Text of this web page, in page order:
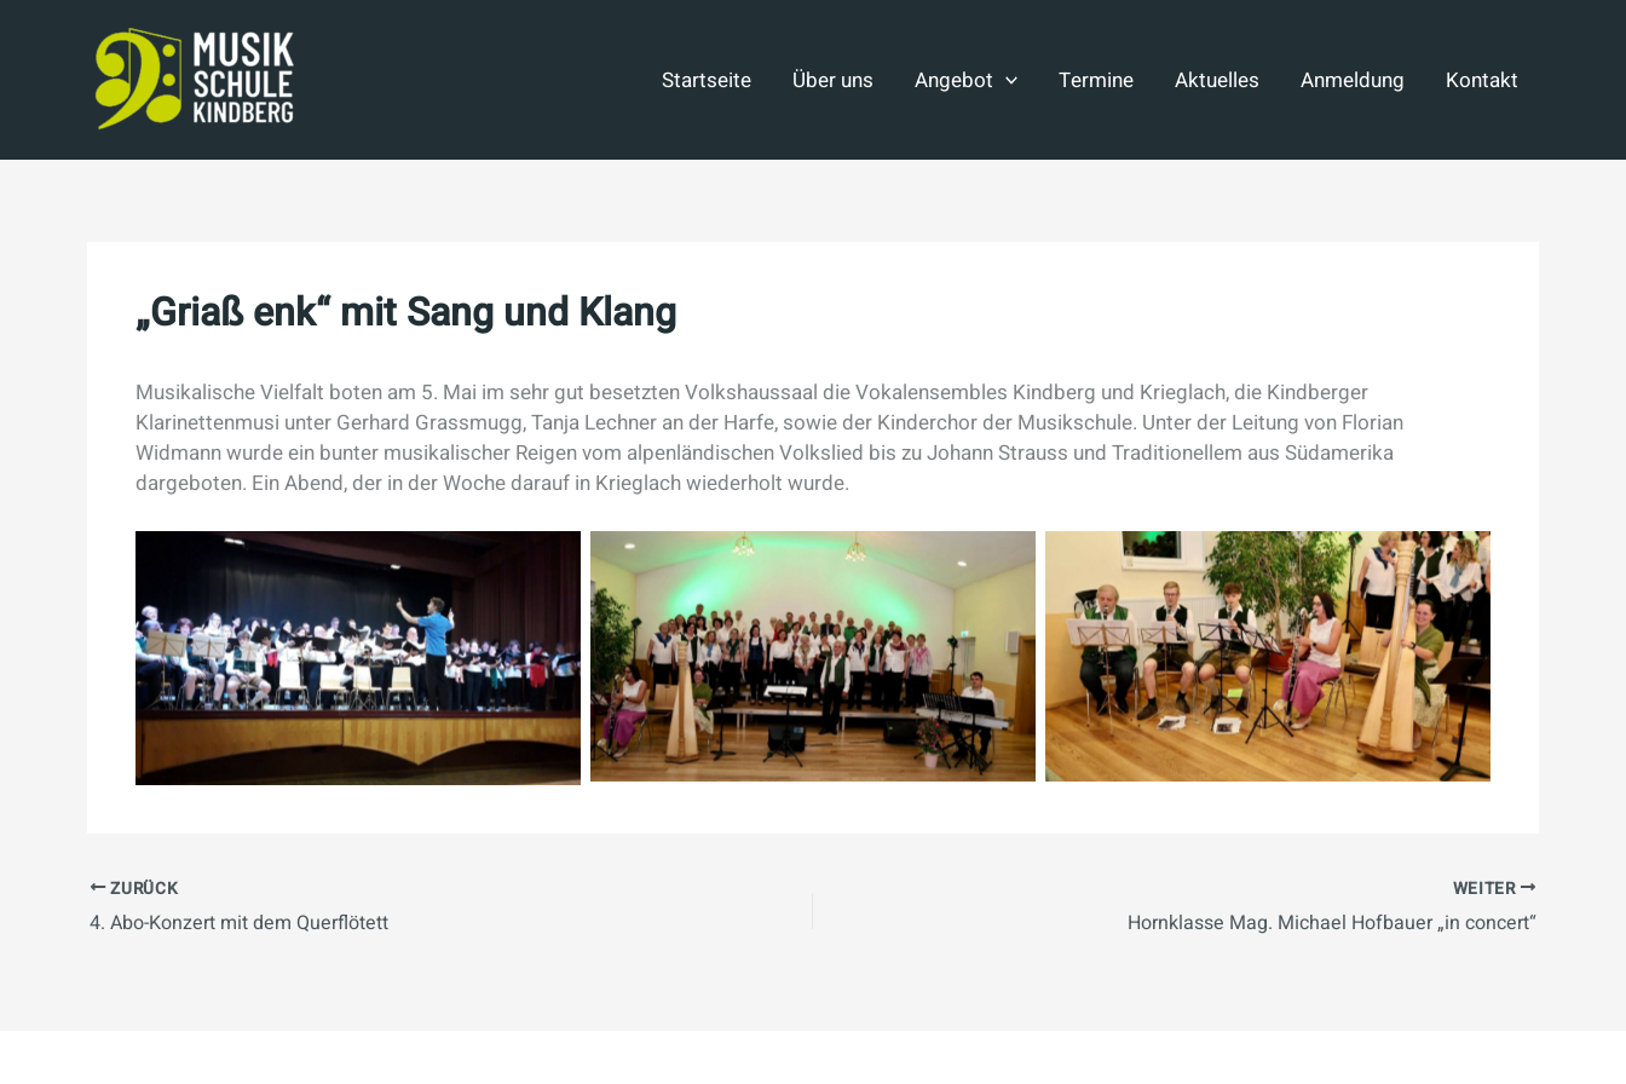
Startseite Über uns Angebot Termine Aktuelles Anmeldung Kontakt
„Griaß enk“ mit Sang und Klang
Musikalische Vielfalt boten am 5. Mai im sehr gut besetzten Volkshaussaal die Vokalensembles Kindberg und Krieglach, die Kindberger
Klarinettenmusi unter Gerhard Grassmugg, Tanja Lechner an der Harfe, sowie der Kinderchor der Musikschule. Unter der Leitung von Florian
Widmann wurde ein bunter musikalischer Reigen vom alpenländischen Volkslied bis zu Johann Strauss und Traditionellem aus Südamerika
dargeboten. Ein Abend, der in der Woche darauf in Krieglach wiederholt wurde.
ZURÜCK
4. Abo-Konzert mit dem Querflötett
WEITER
Hornklasse Mag. Michael Hofbauer „in concert“